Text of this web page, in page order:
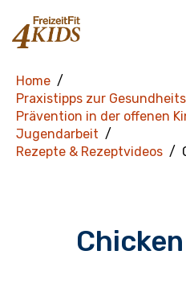
Home
Praxistipps zur
Prävention in der offenen
Jugendarbeit
Rezepte & Rezeptvideos